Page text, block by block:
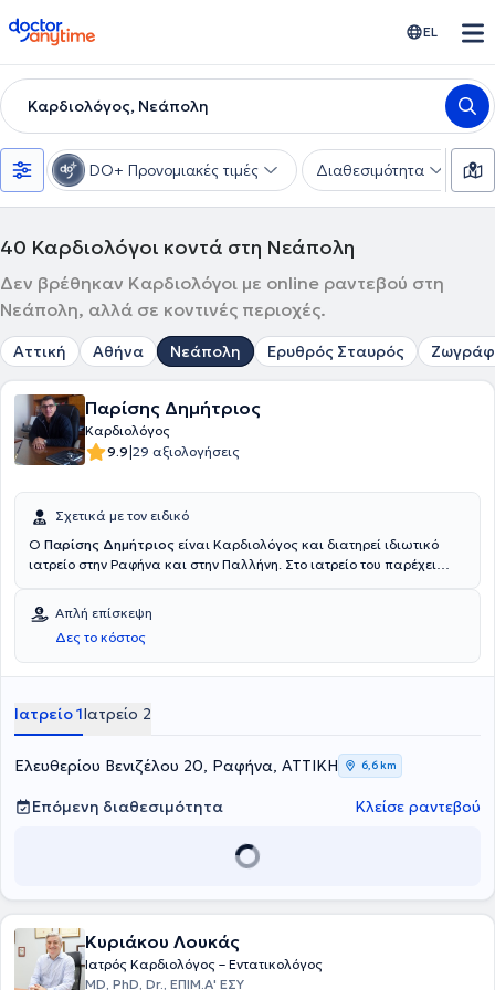
doctoranytime EL
Καρδιολόγος, Νεάπολη
DO+ Προνομιακές τιμές Διαθεσιμότητα
40 Καρδιολόγοι κοντά στη Νεάπολη
Δεν βρέθηκαν Καρδιολόγοι με online ραντεβού στη
Νεάπολη, αλλά σε κοντινές περιοχές.
Αττική Αθήνα Νεάπολη Ερυθρός Σταυρός
Παρίσης Δημήτριος
Καρδιολόγος
9.9|29 αξιολογήσεις
Σχετικά με τον ειδικό
Ο Παρίσης Δημήτριος είναι Καρδιολόγος και διατηρεί ιδιωτικό
ιατρείο στην Ραφήνα και στην Παλλήνη. Στο ιατρείο του παρέχει
Απλή επίσκεψη
Δες το κόστος
Ιατρείο 1Ιατρείο 2
Ελευθερίου Βενιζέλου 20, Ραφήνα, ΑΤΤΙΚΗ 6,6 km
Επόμενη διαθεσιμότητα Κλείσε ραντεβού
Κυριάκου Λουκάς
Ιατρός Καρδιολόγος – Εντατικολόγος
MD, PhD, Dr., ΕΠΙΜ.Α' ΕΣΥ